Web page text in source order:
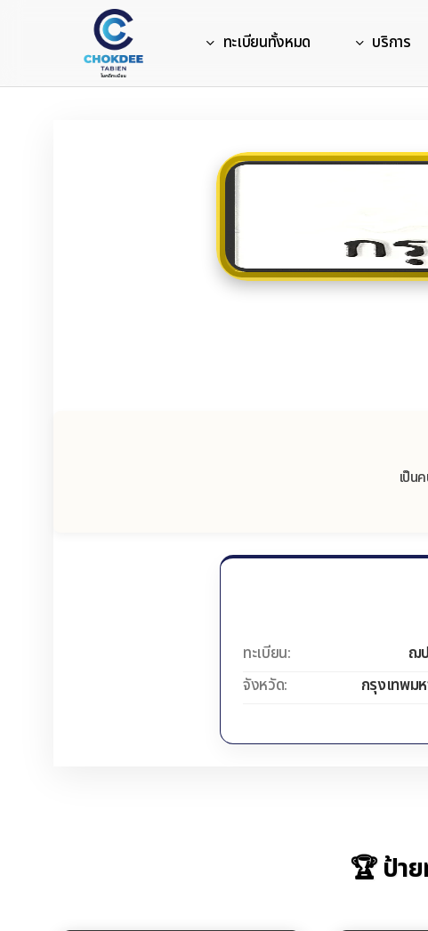
content
ทะเบียนทั้งหมด บริการ
เป็น
ทะเบียน:
ฌ
จังหวัด:
กรุงเทพม
🏆 ป้า